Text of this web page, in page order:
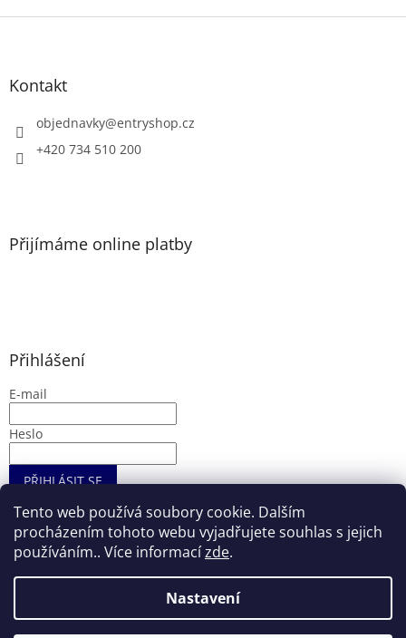
Tento web používá soubory cookie. Dalším
procházením tohoto webu vyjadřujete souhlas s jejich
používáním.. Více informacízde.
Nastavení
l
Z
Kontakt
objednavky@entryshop.cz
+420 734 510 200
Přijímáme online platby
Přihlášení
E-mail
Heslo
PŘIHLÁSIT SE
Nová registraceZapomenuté heslo